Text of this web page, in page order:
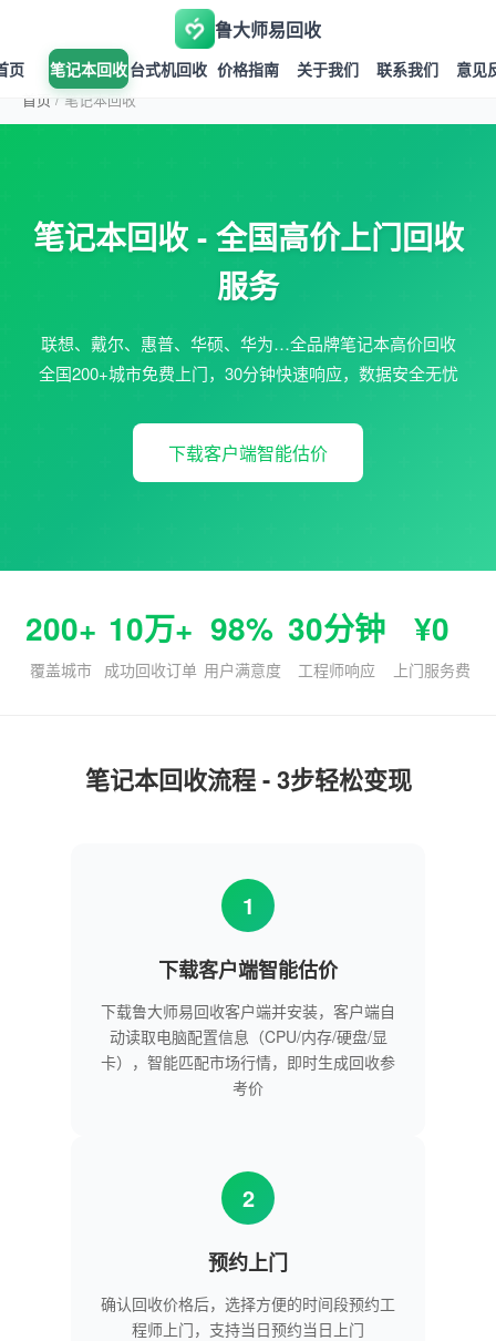
鲁大师易回收
页 笔记本回收台式机回收 价格指南 关于我们 联系我们 意见
首页 /笔记本回收
笔记本回收 - 全国高价上门回收
服务
联想、戴尔、惠普、华硕、华为…全品牌笔记本高价回收
全国200+城市免费上门，30分钟快速响应，数据安全无忧
下载客户端智能估价
200+
覆盖城市
10万+
成功回收订单
98%
用户满意度
30分钟
工程师响应
¥0
上门服务费
笔记本回收流程 - 3步轻松变现
1
下载客户端智能估价
下载鲁大师易回收客户端并安装，客户端自
动读取电脑配置信息（CPU/内存/硬盘/显
卡），智能匹配市场行情，即时生成回收参
考价
2
预约上门
确认回收价格后，选择方便的时间段预约工
程师上门，支持当日预约当日上门